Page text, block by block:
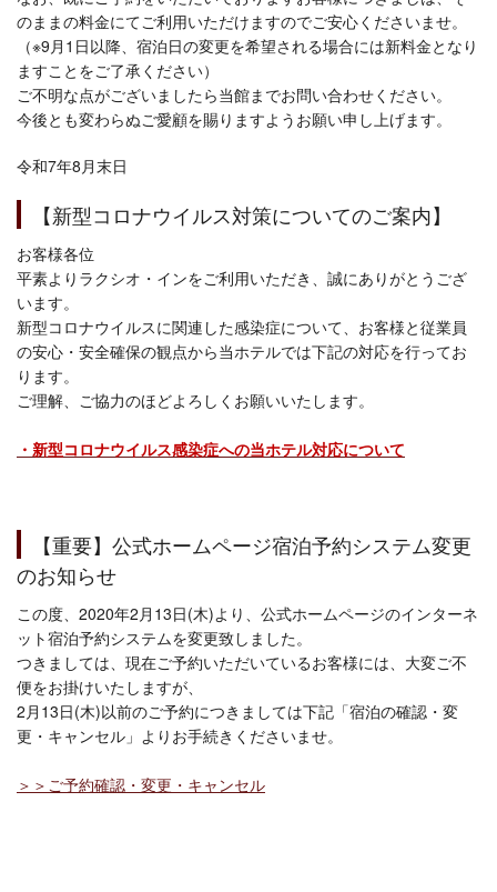
のままの料金にてご利用いただけますのでご安心くださいませ。
（※9月1日以降、宿泊日の変更を希望される場合には新料金となり
ますことをご了承ください）
ご不明な点がございましたら当館までお問い合わせください。
今後とも変わらぬご愛顧を賜りますようお願い申し上げます。
令和7年8月末日
【新型コロナウイルス対策についてのご案内】
お客様各位
平素よりラクシオ・インをご利用いただき、誠にありがとうござ
います。
新型コロナウイルスに関連した感染症について、お客様と従業員
の安心・安全確保の観点から当ホテルでは下記の対応を行ってお
ります。
ご理解、ご協力のほどよろしくお願いいたします。
・新型コロナウイルス感染症への当ホテル対応について
【重要】公式ホームページ宿泊予約システム変更
のお知らせ
この度、2020年2月13日(木)より、公式ホームページのインターネ
ット宿泊予約システムを変更致しました。
つきましては、現在ご予約いただいているお客様には、大変ご不
便をお掛けいたしますが、
2月13日(木)以前のご予約につきましては下記「宿泊の確認・変
更・キャンセル」よりお手続きくださいませ。
＞＞ご予約確認・変更・キャンセル